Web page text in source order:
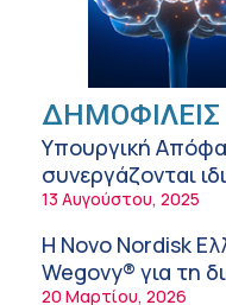
Αθανάσιος
Hospital):
Διακοπές με
Ειρήνη Ζίγκιρη
καταπόνηση
εργαζόμενους
6:11 πμ
Σύσκεψη στον
λειτουργία της
φαρμάκων στη
12:08 μμ
ΔΗΜΟΦΙΛΕΙΣ
Υπουργική
συνεργάζονται
νοσοκομεία του
13 Αυγούστου, 2025
Η Novo Nordisk
Wegovy® για τη
20 Μαρτίου, 2026